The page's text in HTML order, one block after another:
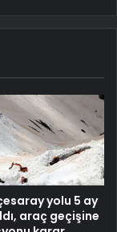
yolu 5 ay
araç geçişine